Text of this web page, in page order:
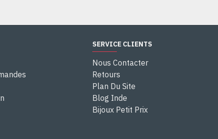
SERVICE CLIENTS
Nous Contacter
Retours
Plan Du Site
Blog Inde
Bijoux Petit Prix